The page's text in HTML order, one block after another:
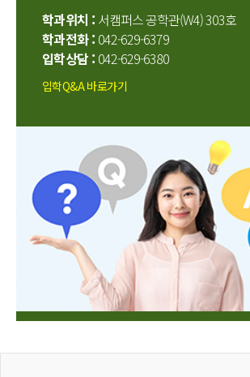
학과위치 : 서캠퍼스 공학관(W4) 303호
학과전화 : 042-629-6379
입학상담 : 042-629-6380
입학Q&A 바로가기